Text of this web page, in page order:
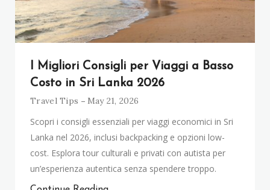
I Migliori Consigli per Viaggi a Basso
Costo in Sri Lanka 2026
Travel Tips May 21, 2026
Scopri i consigli essenziali per viaggi economici in Sri
Lanka nel 2026, inclusi backpacking e opzioni low-
cost. Esplora tour culturali e privati con autista per
un’esperienza autentica senza spendere troppo.